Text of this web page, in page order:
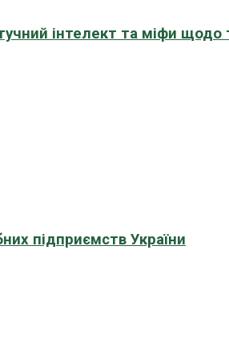
інтелект та міфи щодо
підприємств України